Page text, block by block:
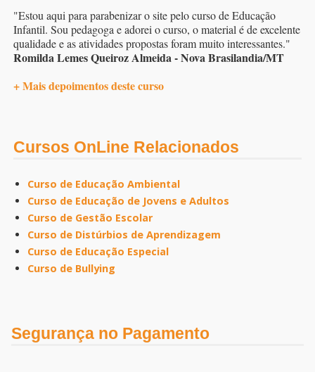
"Estou aqui para parabenizar o site pelo curso de Educação
Infantil. Sou pedagoga e adorei o curso, o material é de excelente
qualidade e as atividades propostas foram muito interessantes."
Romilda Lemes Queiroz Almeida - Nova Brasilandia/MT
+ Mais depoimentos deste curso
Cursos OnLine Relacionados
Curso de Educação Ambiental
Curso de Educação de Jovens e Adultos
Curso de Gestão Escolar
Curso de Distúrbios de Aprendizagem
Curso de Educação Especial
Curso de Bullying
Segurança no Pagamento